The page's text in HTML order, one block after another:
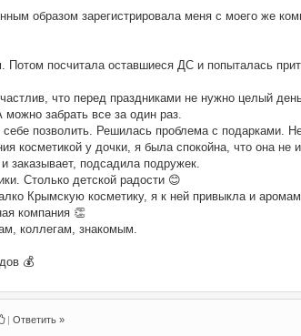
образом зарегистрировала меня с моего же
посчитала оставшиеся ДС и попыталась
что перед праздниками не нужно целый
забрать все за один раз.
позволить. Решилась проблема с подарками.
косметикой у дочки, я была спокойна, что она не
заказывает, подсадила подружек.
Столько детской радости 😊
Крымскую косметику, я к ней привыкла и
компания 👏
коллегам, знакомым.
💰
| Ответить »